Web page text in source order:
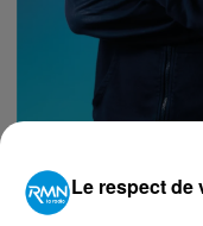
Le respect de